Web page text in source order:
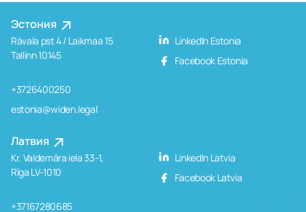
Эстония
Rävala pst 4 / Laikmaa 15
Tallinn 10145
+3726400250
estonia@widen.legal
LinkedIn Estonia
Facebook Estonia
Латвия
Kr. Valdemāra iela 33-1,
Rīga LV-1010
+37167280685
LinkedIn Latvia
Facebook Latvia